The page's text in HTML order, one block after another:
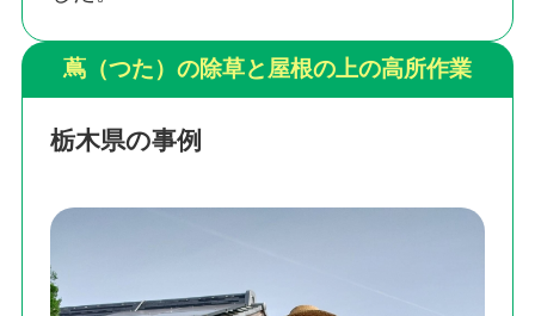
蔦（つた）の除草と屋根の上の高所作業
栃木県の事例